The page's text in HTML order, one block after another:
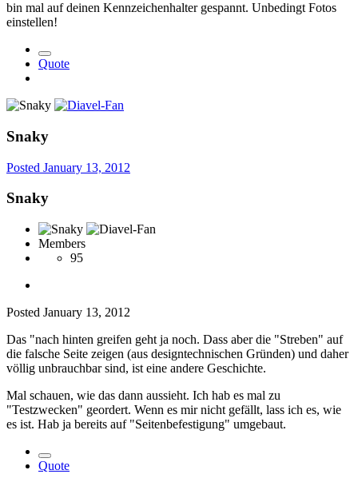
bin mal auf deinen Kennzeichenhalter gespannt. Unbedingt Fotos
einstellen!
Quote
Snaky
Posted January 13, 2012
Snaky
Members
95
Posted January 13, 2012
Das "nach hinten greifen geht ja noch. Dass aber die "Streben" auf
die falsche Seite zeigen (aus designtechnischen Gründen) und daher
völlig unbrauchbar sind, ist eine andere Geschichte.
Mal schauen, wie das dann aussieht. Ich hab es mal zu
"Testzwecken" geordert. Wenn es mir nicht gefällt, lass ich es, wie
es ist. Hab ja bereits auf "Seitenbefestigung" umgebaut.
Quote